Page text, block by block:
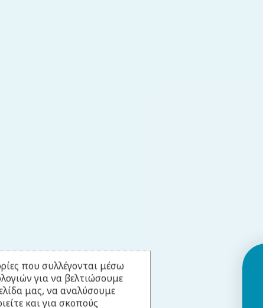
που συλλέγονται μέσω
για να βελτιώσουμε
μας, να αναλύσουμε
και για σκοπούς